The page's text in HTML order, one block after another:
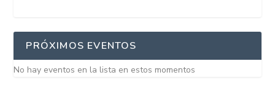
PRÓXIMOS EVENTOS
No hay eventos en la lista en estos momentos